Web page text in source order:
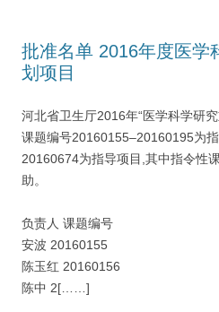
批准名单 2016年度医学
划项目
河北省卫生厅2016年“医学科学研
课题编号20160155–20160195为
20160674为指导项目,其中指令性
助。
负责人 课题编号
安波 20160155
陈玉红 20160156
陈中 2[……]